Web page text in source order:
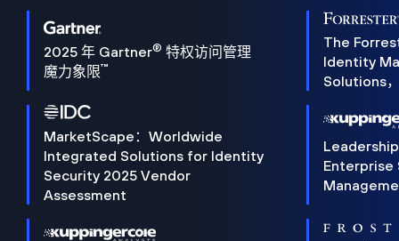
2025 年 Gartner® 特权访问管理
魔力象限™
The
Identity
Solutions
MarketScape：Worldwide
Integrated Solutions for Identity
Security 2025 Vendor
Assessment
Enterprise